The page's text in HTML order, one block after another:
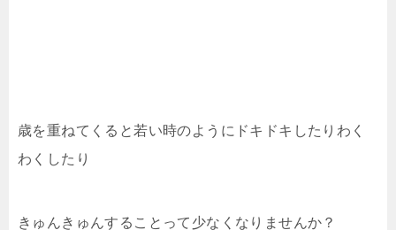
歳を重ねてくると若い時のようにドキドキしたりわく
わくしたり
きゅんきゅんすることって少なくなりませんか？